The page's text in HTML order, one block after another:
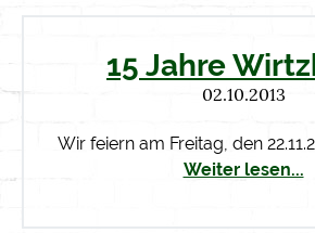
15 Jahre
02.10.2013
Wir feiern am Freitag, den
Weiter lesen...